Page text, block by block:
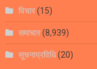
विचार(15)
समाचार(8,939)
सूचनाप्रविधि(20)